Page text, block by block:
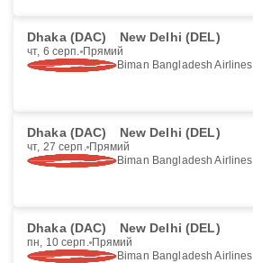
Dhaka (DAC) New Delhi (DEL)
чт, 6 серп. Прямий
Biman Bangladesh Airlines
Dhaka (DAC) New Delhi (DEL)
чт, 27 серп. Прямий
Biman Bangladesh Airlines
Dhaka (DAC) New Delhi (DEL)
пн, 10 серп. Прямий
Biman Bangladesh Airlines